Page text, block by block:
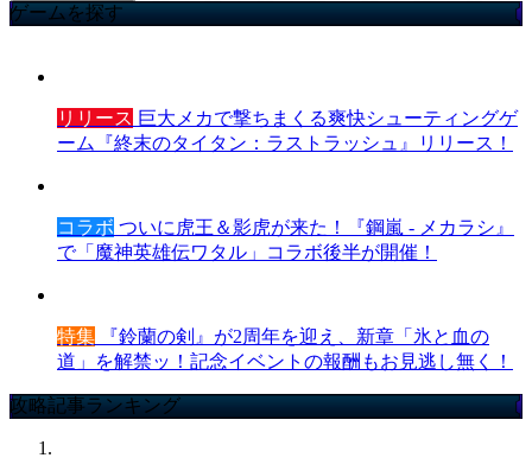
ゲームを探す
リリース 巨大メカで撃ちまくる爽快シューティングゲ
ーム『終末のタイタン：ラストラッシュ』リリース！
コラボ ついに虎王＆影虎が来た！『鋼嵐 - メカラシ』
で「魔神英雄伝ワタル」コラボ後半が開催！
特集 『鈴蘭の剣』が2周年を迎え、新章「氷と血の
道」を解禁ッ！記念イベントの報酬もお見逃し無く！
攻略記事ランキング